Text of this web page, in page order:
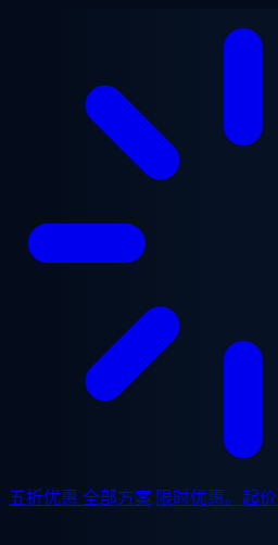
五折优惠 全部方案,限时优惠。起价